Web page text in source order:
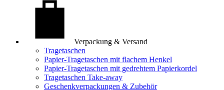
Verpackung & Versand
Tragetaschen
Papier-Tragetaschen mit flachem Henkel
Papier-Tragetaschen mit gedrehtem Papierkordel
Tragetaschen Take-away
Geschenkverpackungen & Zubehör